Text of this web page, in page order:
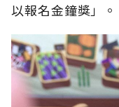
以報名金鐘獎」。